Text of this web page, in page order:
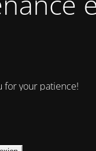
for your patience!